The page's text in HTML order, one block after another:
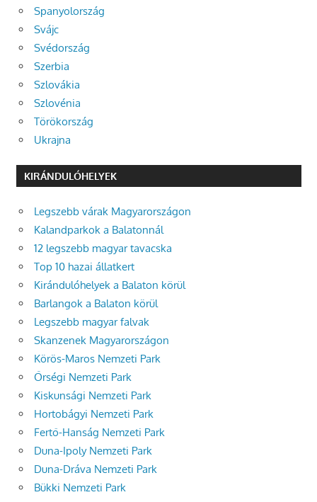
Spanyolország
Svájc
Svédország
Szerbia
Szlovákia
Szlovénia
Törökország
Ukrajna
KIRÁNDULÓHELYEK
Legszebb várak Magyarországon
Kalandparkok a Balatonnál
12 legszebb magyar tavacska
Top 10 hazai állatkert
Kirándulóhelyek a Balaton körül
Barlangok a Balaton körül
Legszebb magyar falvak
Skanzenek Magyarországon
Körös-Maros Nemzeti Park
Őrségi Nemzeti Park
Kiskunsági Nemzeti Park
Hortobágyi Nemzeti Park
Fertő-Hanság Nemzeti Park
Duna-Ipoly Nemzeti Park
Duna-Dráva Nemzeti Park
Bükki Nemzeti Park